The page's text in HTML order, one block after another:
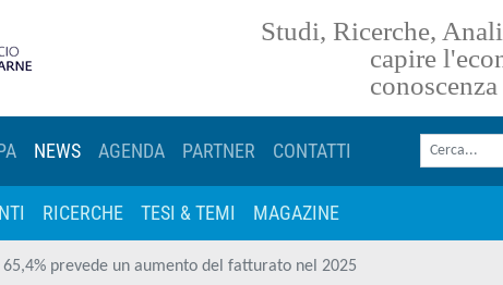
Studi, Ricerche,
capire
conoscenza
NEWS AGENDA PARTNER CONTATTI
Cerca nel sito
RICERCHE TESI & TEMI MAGAZINE
prevede un aumento del fatturato nel 2025